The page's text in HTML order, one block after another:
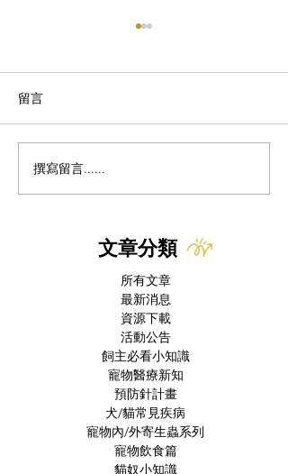
貓咪血尿怎麼辦｜專業獸
醫解析：三大成因、必要
留言
撰寫留言......
文章分類
所有文章
最新消息
資源下載
活動公告
飼主必看小知識
寵物醫療新知
預防針計畫
犬/貓常見疾病
寵物內/外寄生蟲系列
寵物飲食篇
貓奴小知識